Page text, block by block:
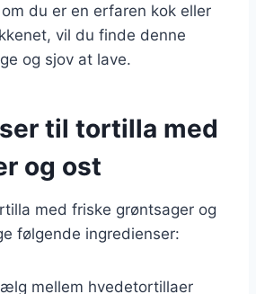
du er en erfaren kok eller
vil du finde denne
og sjov at lave.
til tortilla med
og ost
med friske grøntsager og
følgende ingredienser:
mellem hvedetortillaer